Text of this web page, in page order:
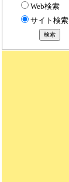
Web検索
サイト検索